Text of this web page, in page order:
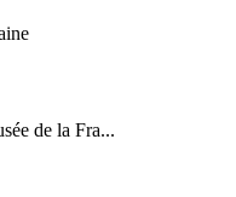
de la Fra...